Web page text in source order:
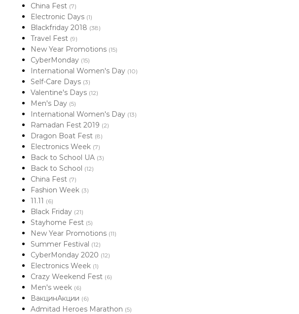
China Fest (7)
Electronic Days (1)
Blackfriday 2018 (38)
Travel Fest (9)
New Year Promotions (15)
CyberMonday (15)
International Women's Day (10)
Self-Care Days (3)
Valentine's Days (12)
Men's Day (5)
International Women's Day (13)
Ramadan Fest 2019 (2)
Dragon Boat Fest (8)
Electronics Week (7)
Back to School UA (3)
Back to School (12)
China Fest (7)
Fashion Week (3)
11.11 (6)
Black Friday (21)
Stayhome Fest (5)
New Year Promotions (11)
Summer Festival (12)
CyberMonday 2020 (12)
Electronics Week (1)
Crazy Weekend Fest (6)
Men's week (6)
ВакцинАкции (6)
Admitad Heroes Marathon (5)